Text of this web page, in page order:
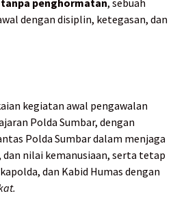
dengan disiplin, ketegasan, dan
kegiatan awal pengawalan
Polda Sumbar, dengan
Polda Sumbar dalam menjaga
nilai kemanusiaan, serta tetap
dan Kabid Humas dengan